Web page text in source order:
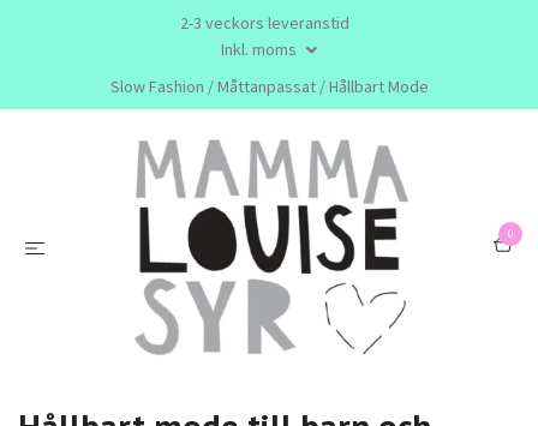
2-3 veckors leveranstid
Inkl. moms
Slow Fashion / Måttanpassat / Hållbart Mode
0